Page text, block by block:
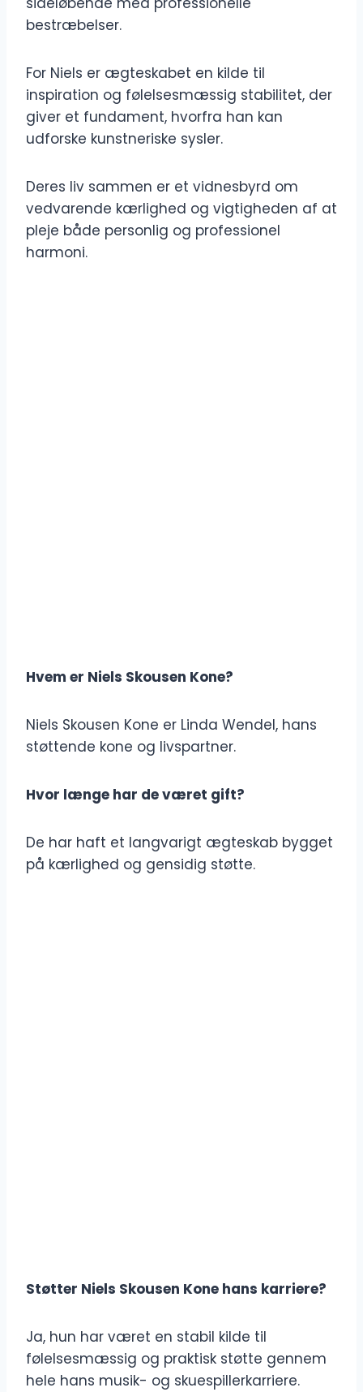
bestræbelser.
For Niels er ægteskabet en kilde til
inspiration og følelsesmæssig stabilitet, der
giver et fundament, hvorfra han kan
udforske kunstneriske sysler.
Deres liv sammen er et vidnesbyrd om
vedvarende kærlighed og vigtigheden af ​​at
pleje både personlig og professionel
harmoni.
Hvem er Niels Skousen Kone?
Niels Skousen Kone er Linda Wendel, hans
støttende kone og livspartner.
Hvor længe har de været gift?
De har haft et langvarigt ægteskab bygget
på kærlighed og gensidig støtte.
Støtter Niels Skousen Kone hans karriere?
Ja, hun har været en stabil kilde til
følelsesmæssig og praktisk støtte gennem
hele hans musik- og skuespillerkarriere.